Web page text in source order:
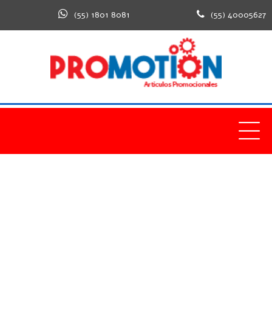
(55) 1801 8081 (55) 40005627